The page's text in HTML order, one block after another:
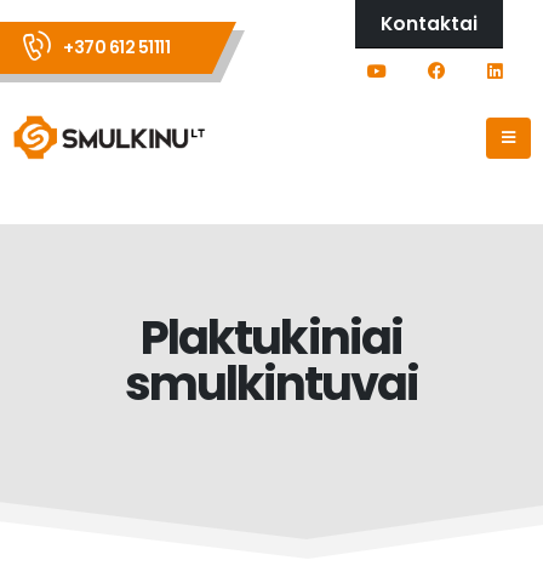
+370 612 51111
Kontaktai
Plaktukiniai
smulkintuvai